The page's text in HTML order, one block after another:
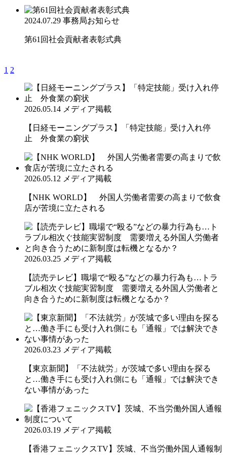
2024.07.29 事務局お知らせ
第61回社会貢献者表彰式典
1 2
2026.05.14 メディア掲載
【日経モーニングプラス】「特定技能」受け入れ停
止 外食業の窮状
2026.05.12 メディア掲載
【NHK WORLD】 外国人労働者需要の高まりで飲食
店が苦境に立たされる
2026.03.25 メディア掲載
【読売テレビ】職場で“殴る”などの暴力行為も…トラ
ブル相次ぐ技能実習制度 需要増える外国人労働者と
向き合うために新制度は転機となるか？
2026.03.23 メディア掲載
【東京新聞】「不法就労」が茨城で多い理由を探る
と…働き手にも受け入れ側にも「通報」では解決でき
ない事情があった
2026.03.19 メディア掲載
【香港フェニックスTV】茨城、不当労働外国人通報制